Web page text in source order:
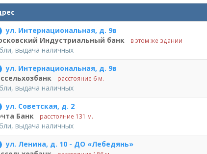
ул. Интернациональная, д. 9в
Индустриальный банк
в этом же здании
выдача наличных
ул. Интернациональная, д. 9в
расстояние 6 м.
выдача наличных
ул. Советская, д. 2
Банк
расстояние 131 м.
выдача наличных
ул. Ленина, д. 10 - ДО «Лебедянь»